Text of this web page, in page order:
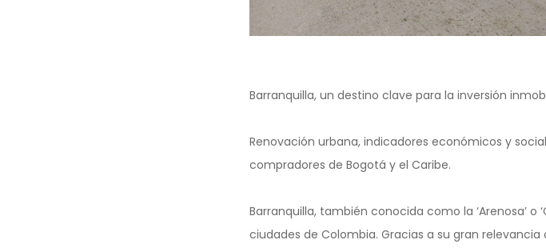
Barranquilla, un destino clave para la inversión
Renovación urbana, indicadores económicos y
compradores de Bogotá y el Caribe.
Barranquilla, también conocida como la ‘Arenosa’ o
ciudades de Colombia. Gracias a su gran